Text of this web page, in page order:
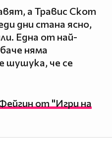
а Травис Скот
дни стана ясно,
Една от най-
няма
шушука, че се
от "Игри на